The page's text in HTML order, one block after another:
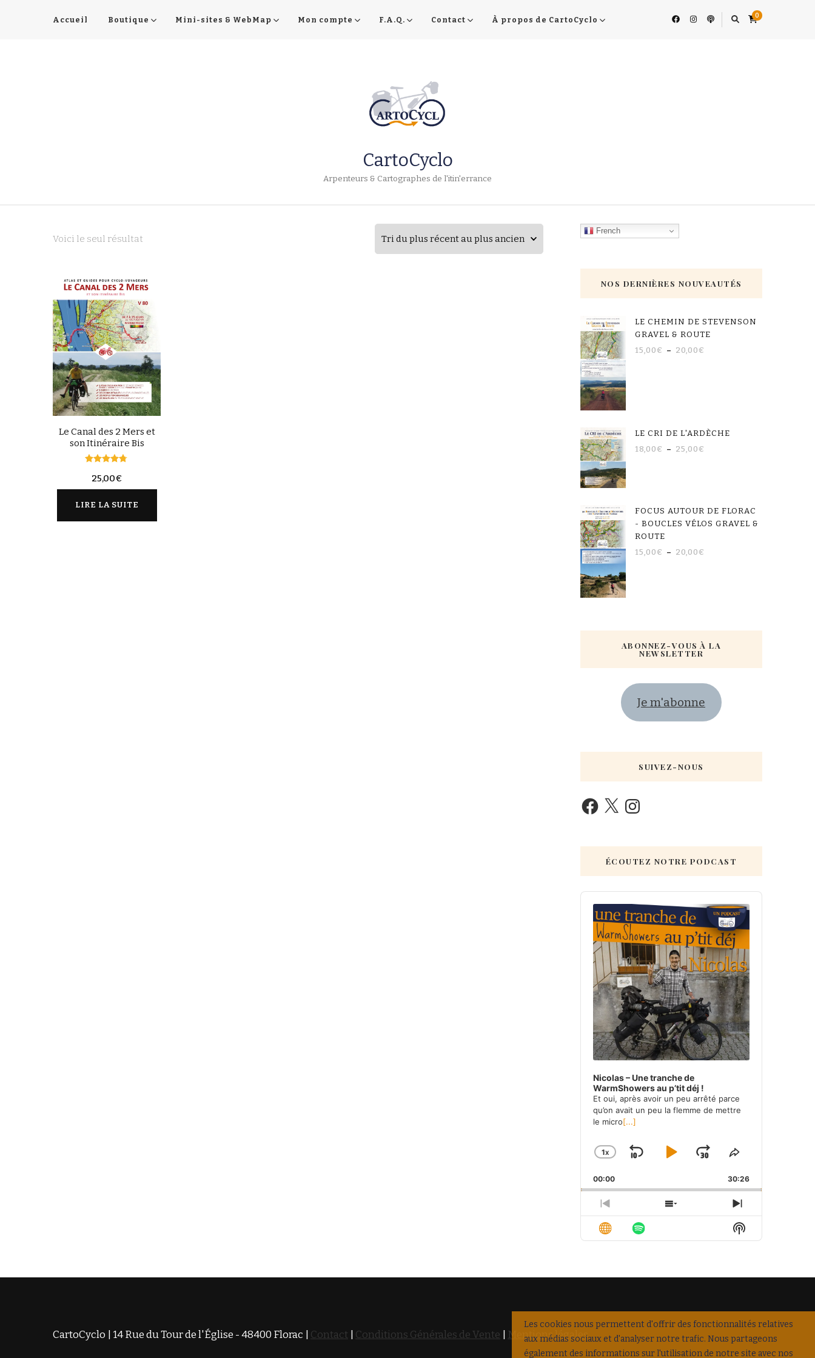
Accueil Boutique Mini-sites & WebMap Mon compte F.A.Q. Contact À propos de CartoCyclo
0
CartoCyclo
Arpenteurs & Cartographes de l'itin'errance
Voici le seul résultat
Le Canal des 2 Mers et
son Itinéraire Bis
4.67
25,00€
LIRE LA SUITE
French
NOS DERNIÈRES NOUVEAUTÉS
LE CHEMIN DE STEVENSON
GRAVEL & ROUTE
15,00€ – 20,00€
LE CRI DE L'ARDÈCHE
18,00€ – 25,00€
FOCUS AUTOUR DE FLORAC
- BOUCLES VÉLOS GRAVEL &
ROUTE
15,00€ – 20,00€
ABONNEZ-VOUS À LA
NEWSLETTER
Je m'abonne
SUIVEZ-NOUS
ÉCOUTEZ NOTRE PODCAST
Audio
Player
Nicolas – Une tranche de
WarmShowers au p’tit déj !
Et oui, après avoir un peu arrêté parce
qu’on avait un peu la flemme de mettre
le micro[...]
CHANGE
RATE
1X
SKIP
BACKWARD
PLAY
PAUSE
JUMP
FORWARD
SHARE
EPISODE
00:00 30:26
PREVIOUS
EPISODE
SHOW
EPISODES
NEXT
EPISODE
Show
Podcast
CartoCyclo | 14 Rue du Tour de l'Église - 48400 Florac | Contact Conditions Générales de Vente Mentions légales
Les cookies nous permettent d'offrir des fonctionnalités relatives
aux médias sociaux et d'analyser notre trafic. Nous partageons
également des informations sur l'utilisation de notre site avec nos